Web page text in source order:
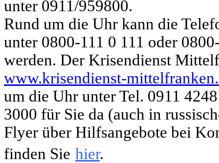
unter 0911/959800.
Rund um die Uhr kann die
unter 0800-111 0 111 oder
werden. Der Krisendienst
www.krisendienst-
um die Uhr unter Tel. 0911
3000 für Sie da (auch in
Flyer über Hilfsangebote bei
finden Sie hier.